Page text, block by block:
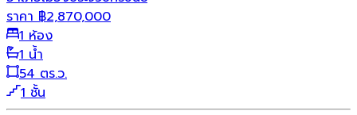
ราคา ฿2,870,000
1 ห้อง
1 น้ำ
54 ตร.ว.
1 ชั้น